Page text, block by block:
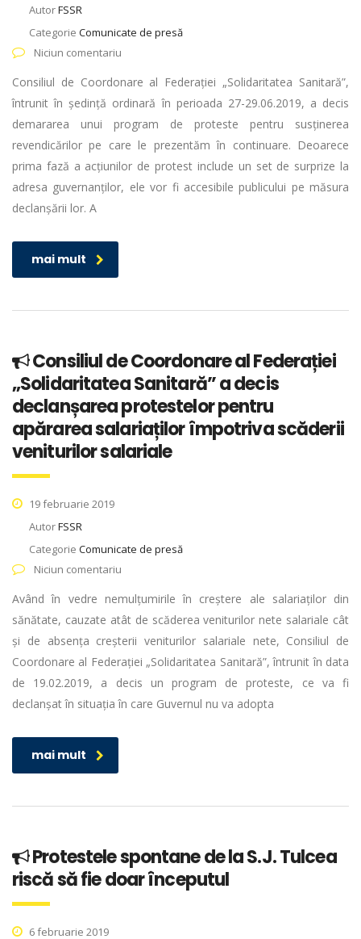
AutorFSSR
Categorie Comunicate de presă
Niciun comentariu
Consiliul de Coordonare al Federației „Solidaritatea Sanitară”,
întrunit în ședință ordinară în perioada 27-29.06.2019, a decis
demararea unui program de proteste pentru susținerea
revendicărilor pe care le prezentăm în continuare. Deoarece
prima fază a acțiunilor de protest include un set de surprize la
adresa guvernanților, ele vor fi accesibile publicului pe măsura
declanșării lor. A
mai mult
Consiliul de Coordonare al Federației
„Solidaritatea Sanitară” a decis
declanșarea protestelor pentru
apărarea salariaților împotriva scăderii
veniturilor salariale
19 februarie 2019
AutorFSSR
Categorie Comunicate de presă
Niciun comentariu
Având în vedre nemulțumirile în creștere ale salariaților din
sănătate, cauzate atât de scăderea veniturilor nete salariale cât
și de absența creșterii veniturilor salariale nete, Consiliul de
Coordonare al Federației „Solidaritatea Sanitară”, întrunit în data
de 19.02.2019, a decis un program de proteste, ce va fi
declanșat în situația în care Guvernul nu va adopta
mai mult
Protestele spontane de la S.J. Tulcea
riscă să fie doar începutul
6 februarie 2019